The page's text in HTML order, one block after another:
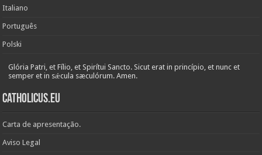
Italiano
Português
Polski
Glória Patri, et Fílio, et Spirítui Sancto. Sicut erat in princípio, et nunc et
semper et in sǽcula sæculórum. Amen.
Catholicus.eu
Carta de apresentação.
Aviso Legal